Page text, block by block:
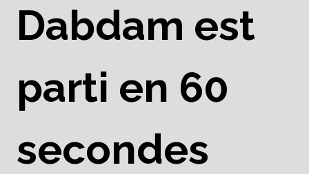
Dabdam est
parti en 60
secondes